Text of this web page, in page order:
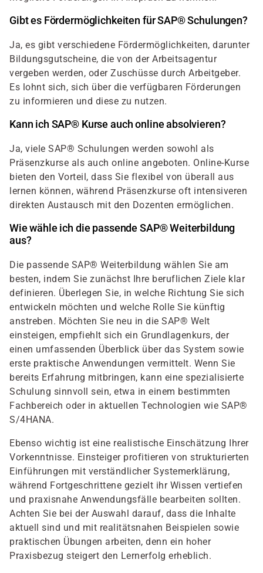
Gibt es Fördermöglichkeiten für SAP® Schulungen?
Ja, es gibt verschiedene Fördermöglichkeiten, darunter
Bildungsgutscheine, die von der Arbeitsagentur
vergeben werden, oder Zuschüsse durch Arbeitgeber.
Es lohnt sich, sich über die verfügbaren Förderungen
zu informieren und diese zu nutzen.
Kann ich SAP® Kurse auch online absolvieren?
Ja, viele SAP® Schulungen werden sowohl als
Präsenzkurse als auch online angeboten. Online-Kurse
bieten den Vorteil, dass Sie flexibel von überall aus
lernen können, während Präsenzkurse oft intensiveren
direkten Austausch mit den Dozenten ermöglichen.
Wie wähle ich die passende SAP® Weiterbildung
aus?
Die passende SAP® Weiterbildung wählen Sie am
besten, indem Sie zunächst Ihre beruflichen Ziele klar
definieren. Überlegen Sie, in welche Richtung Sie sich
entwickeln möchten und welche Rolle Sie künftig
anstreben. Möchten Sie neu in die SAP® Welt
einsteigen, empfiehlt sich ein Grundlagenkurs, der
einen umfassenden Überblick über das System sowie
erste praktische Anwendungen vermittelt. Wenn Sie
bereits Erfahrung mitbringen, kann eine spezialisierte
Schulung sinnvoll sein, etwa in einem bestimmten
Fachbereich oder in aktuellen Technologien wie SAP®
S/4HANA.
Ebenso wichtig ist eine realistische Einschätzung Ihrer
Vorkenntnisse. Einsteiger profitieren von strukturierten
Einführungen mit verständlicher Systemerklärung,
während Fortgeschrittene gezielt ihr Wissen vertiefen
und praxisnahe Anwendungsfälle bearbeiten sollten.
Achten Sie bei der Auswahl darauf, dass die Inhalte
aktuell sind und mit realitätsnahen Beispielen sowie
praktischen Übungen arbeiten, denn ein hoher
Praxisbezug steigert den Lernerfolg erheblich.